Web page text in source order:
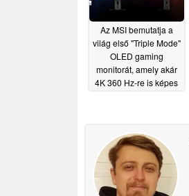
Az MSI bemutatja a
világ első "Triple Mode"
OLED gaming
monitorát, amely akár
4K 360 Hz-re is képes